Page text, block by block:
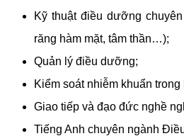
Kỹ thuật điều dưỡng
răng hàm mặt, tâm thần…);
Quản lý điều dưỡng;
Kiểm soát nhiễm khuẩn trong
Giao tiếp và đạo đức nghề
Tiếng Anh chuyên ngành